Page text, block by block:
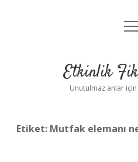
Yasal
Etkinlik
Unutulmaz anlar için
Etiket: Mutfak elemanı